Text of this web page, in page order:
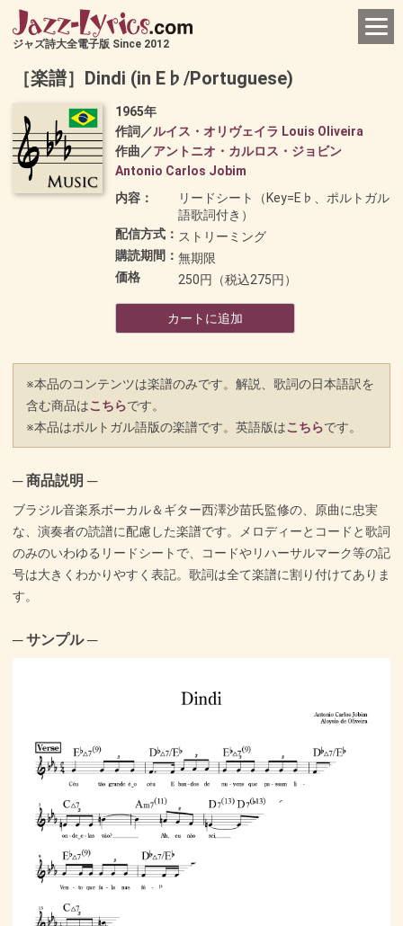
ジャズ詩大全電子版 Since 2012
［楽譜］Dindi (in E♭/Portuguese)
1965年
作詞／ルイス・オリヴェイラ Louis Oliveira
作曲／アントニオ・カルロス・ジョビン
Antonio Carlos Jobim
内容：
リードシート（Key=E♭、ポルトガル
語歌詞付き）
配信方式： ストリーミング
購読期間： 無期限
価格
250円（税込275円）
カートに追加
※本品のコンテンツは楽譜のみです。解説、歌詞の日本語訳を
含む商品はこちらです。
※本品はポルトガル語版の楽譜です。英語版はこちらです。
─ 商品説明 ─
ブラジル音楽系ボーカル＆ギター西澤沙苗氏監修の、原曲に忠実
な、演奏者の読譜に配慮した楽譜です。メロディーとコードと歌詞
のみのいわゆるリードシートで、コードやリハーサルマーク等の記
号は大きくわかりやすく表記。歌詞は全て楽譜に割り付けてありま
す。
─ サンプル ─